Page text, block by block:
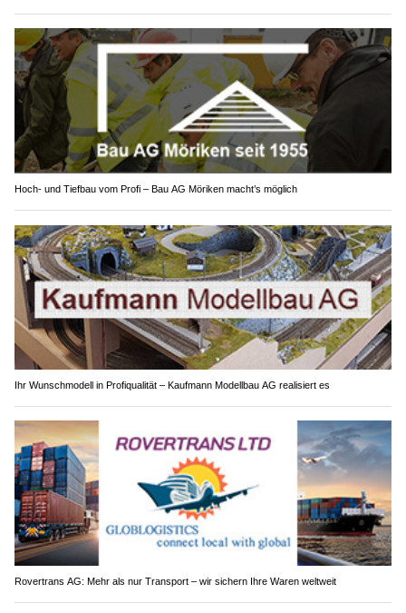
Hoch- und Tiefbau vom Profi – Bau AG Möriken macht’s möglich
Ihr Wunschmodell in Profiqualität – Kaufmann Modellbau AG realisiert es
Rovertrans AG: Mehr als nur Transport – wir sichern Ihre Waren weltweit